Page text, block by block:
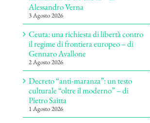
Alessandro Verna
3 Agosto 2026
Ceuta: una richiesta di libertà contro
il regime di frontiera europeo – di
Gennaro Avallone
2 Agosto 2026
Decreto “anti-maranza”: un testo
culturale “oltre il moderno” – di
Pietro Saitta
1 Agosto 2026